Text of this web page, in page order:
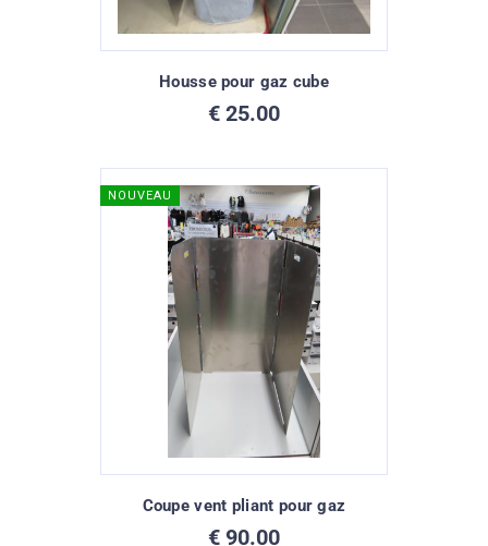
Housse pour gaz cube
€ 25.00
NOUVEAU
Coupe vent pliant pour gaz
€ 90.00